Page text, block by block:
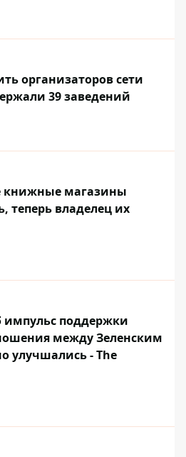
организаторов сети
39 заведений
книжные магазины
теперь владелец их
импульс поддержки
между Зеленским
улучшались - The